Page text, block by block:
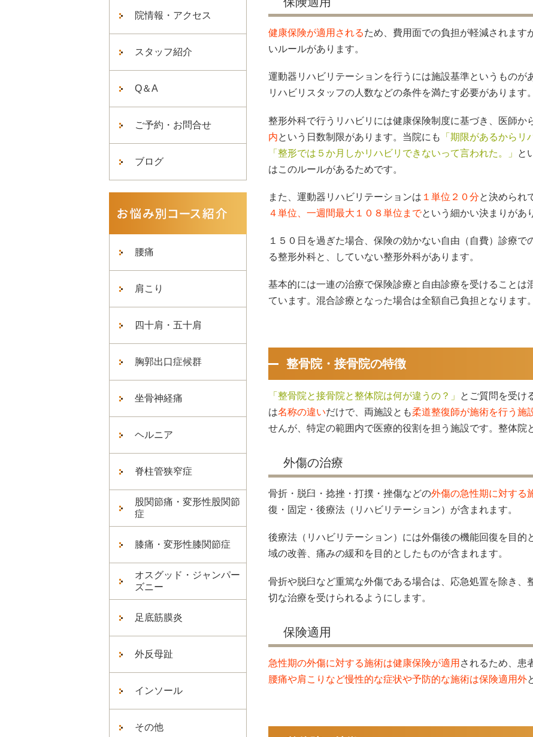
院情報・アクセス
スタッフ紹介
Q＆A
ご予約・お問合せ
ブログ
腰痛
肩こり
四十肩・五十肩
胸郭出口症候群
坐骨神経痛
ヘルニア
脊柱管狭窄症
股関節痛・変形性股関節
症
膝痛・変形性膝関節症
オスグッド・ジャンパー
ズニー
足底筋膜炎
外反母趾
インソール
その他
健康保険が適用されるため、費用面での負担が軽減されます
いルールがあります。
運動器リハビリテーションを行うには施設基準というものが
リハビリスタッフの人数などの条件を満たす必要があります。
整形外科で行うリハビリには健康保険制度に基づき、医師か
内という日数制限があります。当院にも
「期限があるからリ
「整形では５か月しかリハビリできないって言われた。」
と
はこのルールがあるためです。
また、運動器リハビリテーションは １単位２０分と決められ
４単位、一週間最大１０８単位までという細かい決まりがあ
１５０日を過ぎた場合、保険の効かない自由（自費）診療
る整形外科と、していない整形外科があります。
基本的には一連の治療で保険診療と自由診療を受けることは
ています。混合診療となった場合は全額自己負担となります。
整骨院・接骨院の特徴
「整骨院と接骨院と整体院は何が違うの？」
とご質問を受け
は名称の違いだけで、両施設とも柔道整復師が施術を行う施
せんが、特定の範囲内で医療的役割を担う施設です。整体院
外傷の治療
骨折・脱臼・捻挫・打撲・挫傷などの外傷の急性期に対する
復・固定・後療法（リハビリテーション）が含まれます。
後療法（リハビリテーション）には外傷後の機能回復を目的
域の改善、痛みの緩和を目的としたものが含まれます。
骨折や脱臼など重篤な外傷である場合は、応急処置を除き、
切な治療を受けられるようにします。
保険適用
急性期の外傷に対する施術は健康保険が適用 されるため、患
腰痛や肩こりなど慢性的な症状や予防的な施術は保険適用外